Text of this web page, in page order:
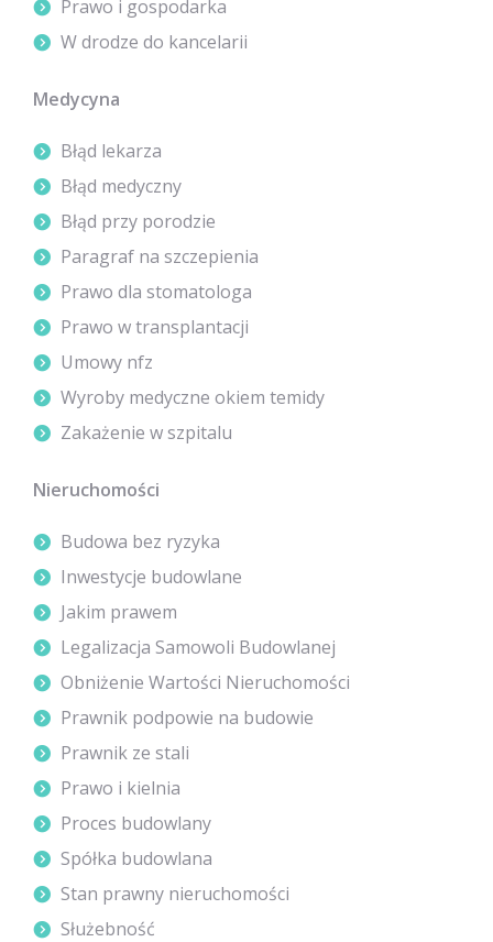
Prawo i gospodarka
W drodze do kancelarii
Medycyna
Błąd lekarza
Błąd medyczny
Błąd przy porodzie
Paragraf na szczepienia
Prawo dla stomatologa
Prawo w transplantacji
Umowy nfz
Wyroby medyczne okiem temidy
Zakażenie w szpitalu
Nieruchomości
Budowa bez ryzyka
Inwestycje budowlane
Jakim prawem
Legalizacja Samowoli Budowlanej
Obniżenie Wartości Nieruchomości
Prawnik podpowie na budowie
Prawnik ze stali
Prawo i kielnia
Proces budowlany
Spółka budowlana
Stan prawny nieruchomości
Służebność